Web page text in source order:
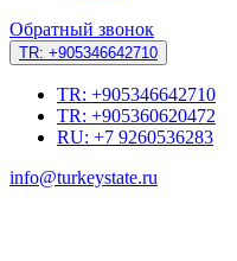
Обратный звонок
TR: +905346642710
TR: +905346642710
TR: +905360620472
RU: +7 9260536283
info@turkeystate.ru